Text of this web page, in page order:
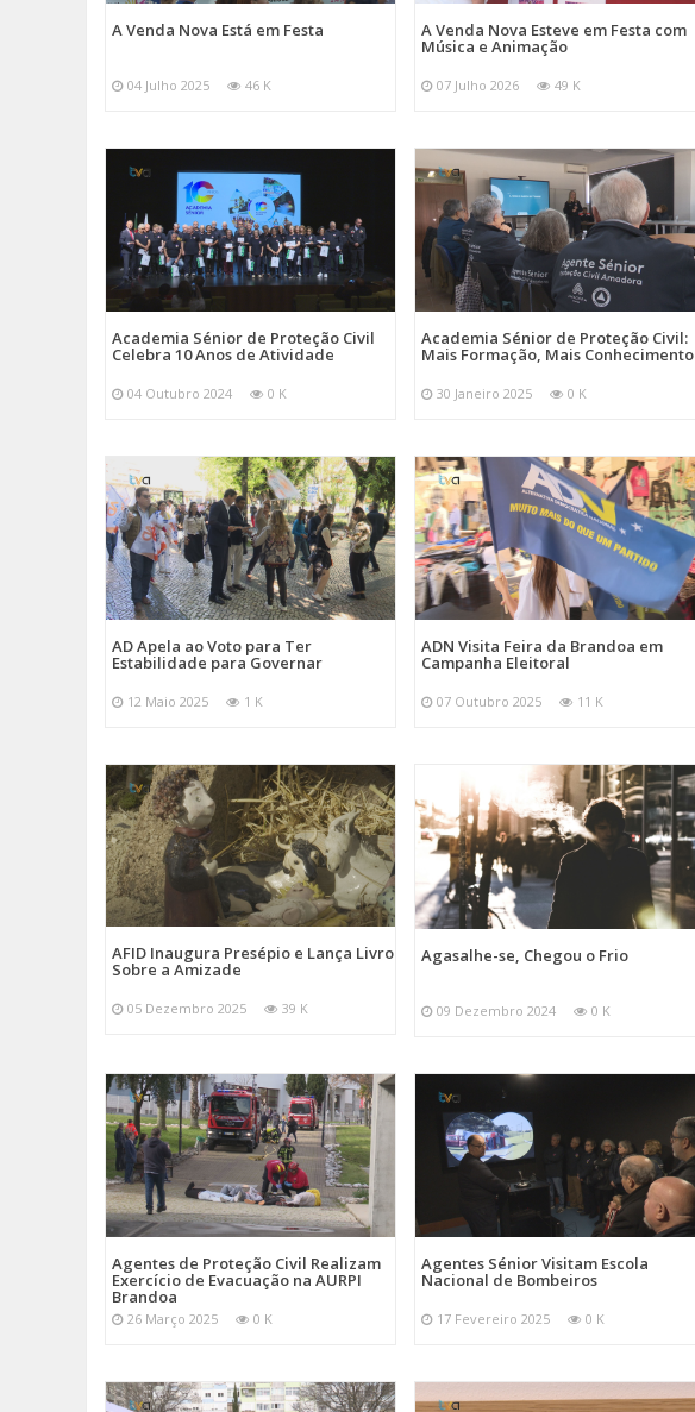
A Venda Nova Está em Festa
04 Julho 2025 46 K
A Venda Nova Esteve em Festa com
Música e Animação
07 Julho 2026 49 K
Academia Sénior de Proteção Civil
Celebra 10 Anos de Atividade
04 Outubro 2024 0 K
Academia Sénior de Proteção Civil:
Mais Formação, Mais Conhecimento
30 Janeiro 2025 0 K
AD Apela ao Voto para Ter
Estabilidade para Governar
12 Maio 2025 1 K
ADN Visita Feira da Brandoa em
Campanha Eleitoral
07 Outubro 2025 11 K
AFID Inaugura Presépio e Lança Livro
Sobre a Amizade
05 Dezembro 2025 39 K
Agasalhe-se, Chegou o Frio
09 Dezembro 2024 0 K
Agentes de Proteção Civil Realizam
Exercício de Evacuação na AURPI
Brandoa
26 Março 2025 0 K
Agentes Sénior Visitam Escola
Nacional de Bombeiros
17 Fevereiro 2025 0 K